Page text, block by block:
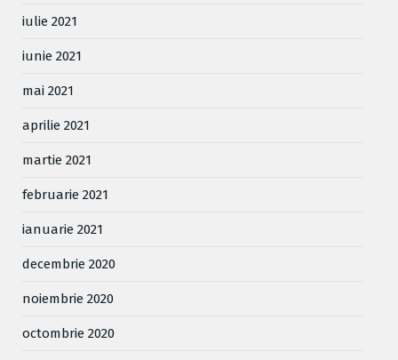
iulie 2021
iunie 2021
mai 2021
aprilie 2021
martie 2021
februarie 2021
ianuarie 2021
decembrie 2020
noiembrie 2020
octombrie 2020